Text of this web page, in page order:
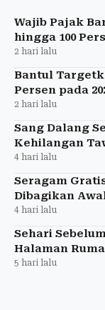
Wajib Pajak
hingga 100
2 hari lalu
Bantul
Persen pada
2 hari lalu
Sang Dalang
Kehilangan
4 hari lalu
Seragam
Dibagikan
4 hari lalu
Sehari
Halaman
5 hari lalu